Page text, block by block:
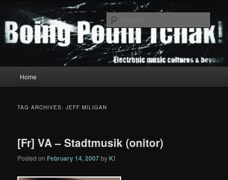
primary
content
secondary
contentBoing Poum Tchak!
Home
TAG ARCHIVES:JEFF MILIGAN
[Fr] VA – Stadtmusik (onitor)
Posted on February 14, 2007by K!